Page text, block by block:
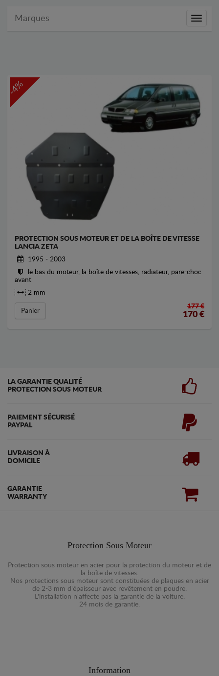
Marques
-4%
PROTECTION SOUS MOTEUR ET DE LA BOÎTE DE VITESSE
LANCIA ZETA
1995 - 2003
le bas du moteur, la boîte de vitesses, radiateur, pare-choc
avant
2 mm
Panier
177 €
170 €
LA GARANTIE QUALITÉ
PROTECTION SOUS MOTEUR
PAIEMENT SÉCURISÉ
PAYPAL
LIVRAISON À
DOMICILE
GARANTIE
WARRANTY
Protection Sous Moteur
Protection sous moteur en acier pour la protection du moteur et de
la boîte de vitesses.
Nos protections sous moteur sont constituées de plaques en acier
de 2-3 mm d'épaisseur avec revêtement en poudre.
L'installation n'affecte pas la garantie de la voiture.
24 mois de garantie.
Information